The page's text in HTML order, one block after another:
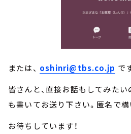
または、 oshinri@tbs.co.jp で
皆さんと、直接お話もしてみたい
も書いてお送り下さい。匿名で構
お待ちしています！